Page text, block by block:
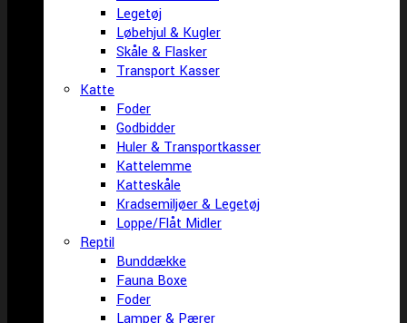
Legetøj
Løbehjul & Kugler
Skåle & Flasker
Transport Kasser
Katte
Foder
Godbidder
Huler & Transportkasser
Kattelemme
Katteskåle
Kradsemiljøer & Legetøj
Loppe/Flåt Midler
Reptil
Bunddække
Fauna Boxe
Foder
Lamper & Pærer